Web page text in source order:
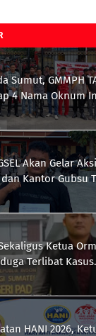
Sumut, GMMPH
4 Nama Oknum
dan SMB terkait
Perbatasan
Akan Gelar
Kantor Gubsu
Ketua
Terlibat Kasus
Rakyat" Mangkir
HANI 2026,